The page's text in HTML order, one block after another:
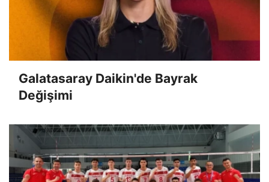
Galatasaray Daikin'de Bayrak
Değişimi